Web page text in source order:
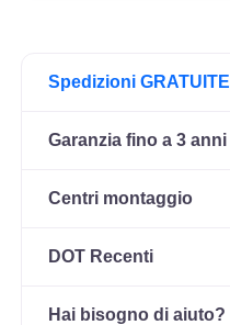
Spedizioni GRATUITE
Garanzia fino a 3 anni
Centri montaggio
DOT Recenti
Hai bisogno di aiuto?